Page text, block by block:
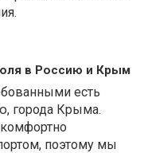
в Россию и Крым
есть
города Крыма.
поэтому мы